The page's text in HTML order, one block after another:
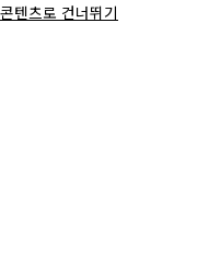
콘텐츠로 건너뛰기